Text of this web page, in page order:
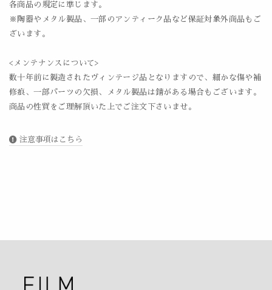
各商品の規定に準じます。
※陶器やメタル製品、一部のアンティーク品など保証対象外商品もご
ざいます。
<メンテナンスについて>
数十年前に製造されたヴィンテージ品となりますので、細かな傷や補
修痕、一部パーツの欠損、メタル製品は錆がある場合もございます。
商品の性質をご理解頂いた上でご注文下さいませ。
注意事項はこちら